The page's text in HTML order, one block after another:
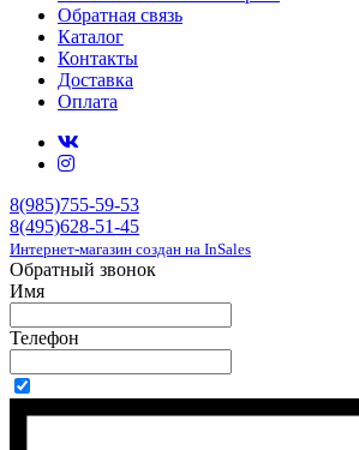
Обратная связь
Каталог
Контакты
Доставка
Оплата
8(985)755-59-53
8(495)628-51-45
Интернет-магазин создан на InSales
Обратный звонок
Имя
Телефон